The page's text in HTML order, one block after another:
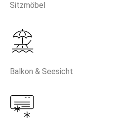
Sitzmöbel
Balkon & Seesicht